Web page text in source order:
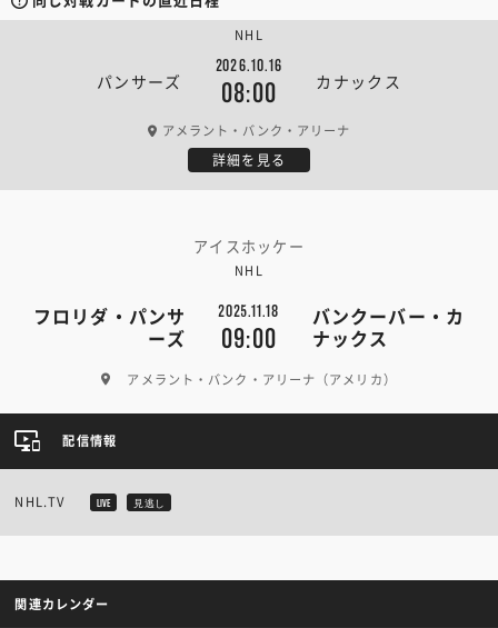
パンサーズ
2026.10.16
08:00 カナックス
NHL
アメラント・バンク・アリーナ
詳細を見る
アイスホッケー
NHL
フロリダ・パンサ
ーズ
2025.11.18
09:00
バンクーバー・カ
ナックス
アメラント・バンク・アリーナ（アメリカ）
配信情報
NHL.TV LIVE 見逃し
関連カレンダー